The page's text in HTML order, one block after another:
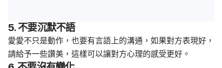
5. 不要沉默不語
愛愛不只是動作，也要有言語上的溝通，如果對方表現好，
請給予一些讚美，這樣可以讓對方心理的感受更好。